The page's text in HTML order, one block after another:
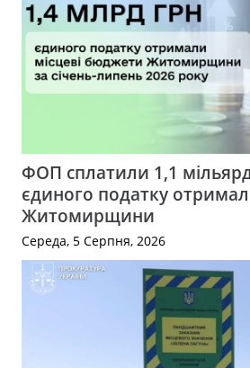
ФОП сплатили 1,1
єдиного податку
Житомирщини
Середа, 5 Серпня, 2026